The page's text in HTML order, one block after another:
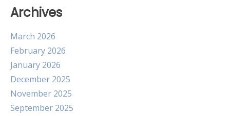
Archives
March 2026
February 2026
January 2026
December 2025
November 2025
September 2025